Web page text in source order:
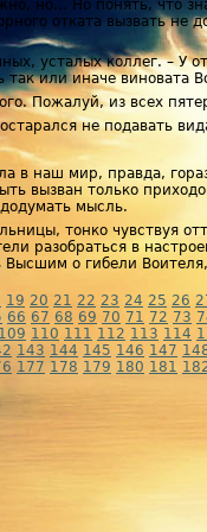
но… Но понять, что
отката вызвать не
усталых коллег. – У
так или иначе виновата
Пожалуй, из всех
не подавать
в наш мир, правда,
вызван только
мысль.
тонко чувствуя
разобраться в
о гибели
19 20 21 22 23 24 25 26
66 67 68 69 70 71 72 73
109 110 111 112 113 114
143 144 145 146 147
177 178 179 180 181